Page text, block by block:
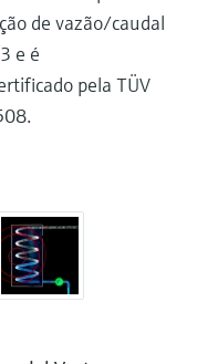
de vazão/caudal
e é
pela TÜV